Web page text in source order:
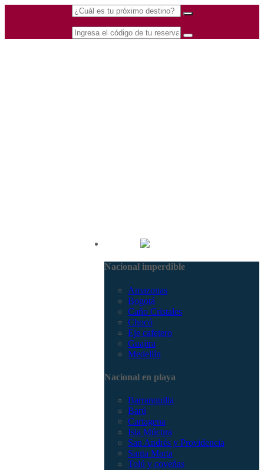
Nacional imperdible
Amazonas
Bogotá
Caño Cristales
Chocó
Eje cafetero
Guajira
Medellín
Nacional en playa
Barranquilla
Barú
Cartagena
Isla Múcura
San Andrés y Providencia
Santa Marta
Tolú y coveñas